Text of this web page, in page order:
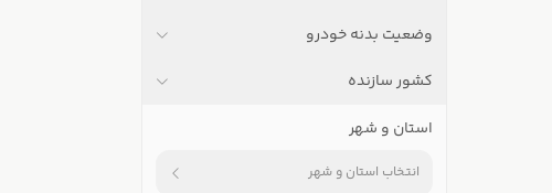
وضعیت بدنه خودرو
کشور سازنده
استان و شهر
انتخاب استان و شهر